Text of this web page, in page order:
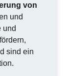
von
und
und
sind ein